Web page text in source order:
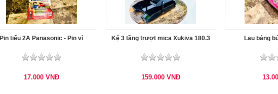
Pin tiểu 2A Panasonic - Pin vỉ
17.000 VNĐ
Kệ 3 tầng trượt mica Xukiva 180.3
159.000 VNĐ
Lau bảng